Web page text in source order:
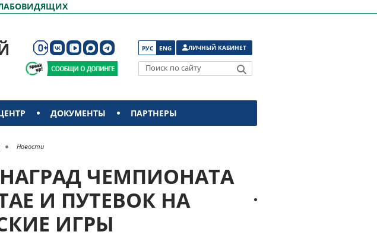
РУС ENG ЛИЧНЫЙ КАБИНЕТ
Поиск по сайту
ДОКУМЕНТЫ ПАРТНЕРЫ
Новости
ЧЕМПИОНАТА
И ПУТЕВОК НА
ИГРЫ